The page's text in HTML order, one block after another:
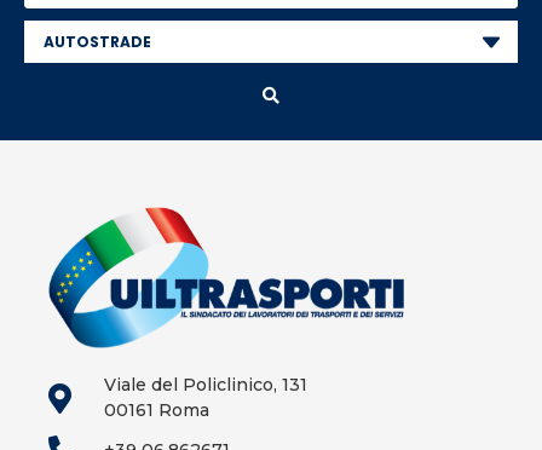
Viale del Policlinico, 131
00161 Roma